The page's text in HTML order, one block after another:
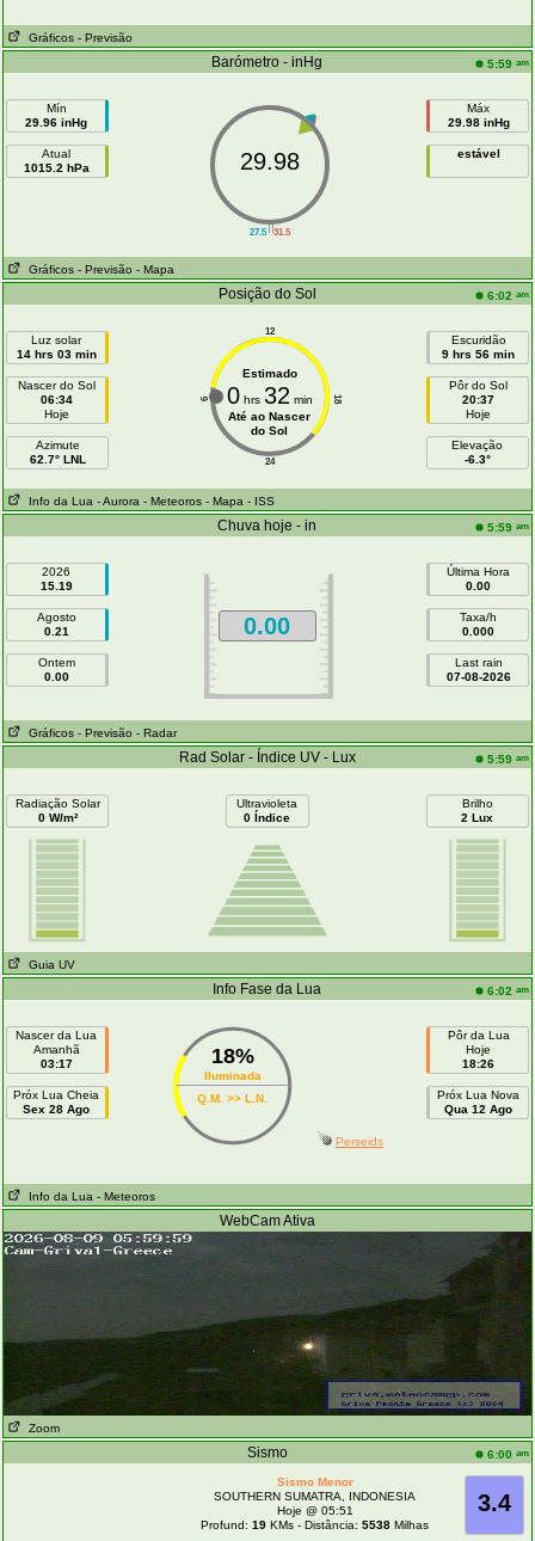
Gráficos - Previsão
Barómetro - inHg 5:59 am
Mín
29.96 inHg
Atual
1015.2 hPa
||
27.5 31.5
29.98
Máx
29.98 inHg
estável
Gráficos - Previsão - Mapa
Posição do Sol 6:02 am
Luz solar
14 hrs 03 min
Nascer do Sol
06:34
Hoje
Azimute
62.7° LNL
12
24
6 18
Estimado
0hrs 32 min
Até ao Nascer
do Sol
Escuridão
9 hrs 56 min
Pôr do Sol
20:37
Hoje
Elevação
-6.3°
Info da Lua - Aurora - Meteoros - Mapa - ISS
Chuva hoje - in 5:59 am
2026
15.19
Agosto
0.21
Ontem
0.00
0.00
Última Hora
0.00
Taxa/h
0.000
Last rain
07-08-2026
Gráficos - Previsão - Radar
Rad Solar - Índice UV - Lux 5:59 am
Radiação Solar
0 W/m²
Ultravioleta
0 Índice
Brilho
2 Lux
Guia UV
Info Fase da Lua 6:02 am
Nascer da Lua
Amanhã
03:17
Próx Lua Cheia
Sex 28 Ago
18%
Iluminada
Q.M. >> L.N.
Pôr da Lua
Hoje
18:26
Próx Lua Nova
Qua 12 Ago
Perseids
Info da Lua - Meteoros
WebCam Ativa
Zoom
Sismo 6:00 am
3.4
Sismo Menor
SOUTHERN SUMATRA, INDONESIA
Hoje @ 05:51
Profund:19 KMs - Distância:5538 Milhas